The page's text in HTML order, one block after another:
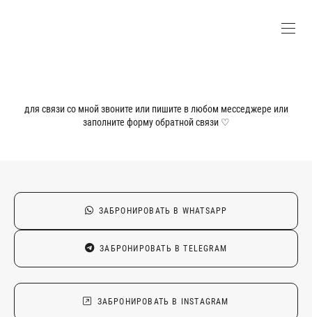
для связи со мной звоните или пишите в любом месседжере или
заполните форму обратной связи ♡
ЗАБРОНИРОВАТЬ В WHATSAPP
ЗАБРОНИРОВАТЬ В TELEGRAM
ЗАБРОНИРОВАТЬ В INSTAGRAM